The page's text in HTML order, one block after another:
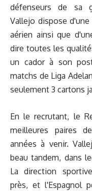
défenseurs de sa
Vallejo dispose
aérien ainsi que
dire toutes les
un cador à son
matchs de Liga
seulement 3 cartons
En le recrutant, le
meilleures paires
années à venir.
beau tandem, dans
La direction
près, et l'Espagnol